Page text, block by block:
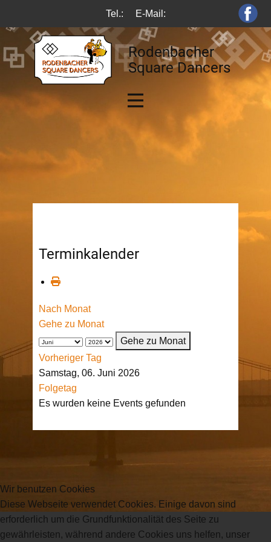
Tel.: E-Mail:
Rodenbacher
Square Dancers
Terminkalender
Nach Monat
Gehe zu Monat
Gehe zu Monat
Vorheriger Tag
Samstag, 06. Juni 2026
Folgetag
Es wurden keine Events gefunden
Wir benutzen Cookies
Diese Webseite verwendet Cookies. Einige davon sind
erforderlich um die Grundfunktionalität des Seite zu
gewährleisten, während andere Cookies uns helfen, unser